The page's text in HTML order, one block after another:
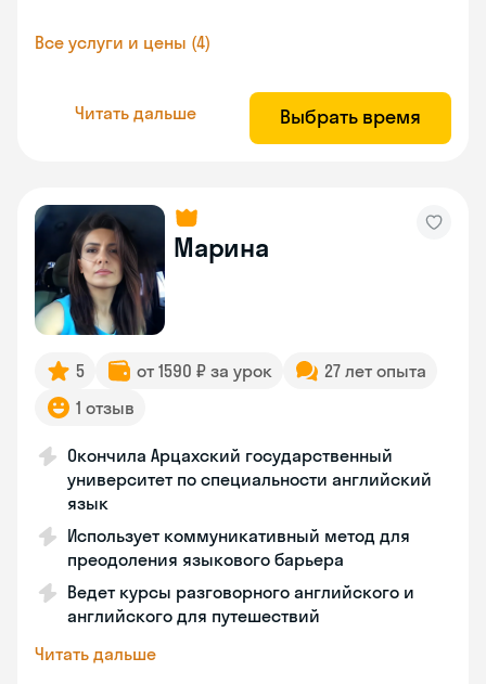
Все услуги и цены (4)
Читать дальше Выбрать время
Марина
5 от 1590 ₽ за урок
27 лет опыта
1 отзыв
Окончила Арцахский государственный
университет по специальности английский
язык
Использует коммуникативный метод для
преодоления языкового барьера
Ведет курсы разговорного английского и
английского для путешествий
Читать дальше